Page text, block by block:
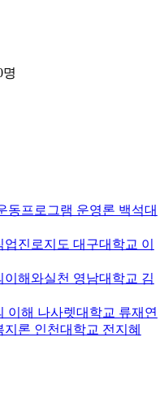
동프로그램 운영론 백석대
업진로지도 대구대학교 이
이해와실천 영남대학교 김
이해 나사렛대학교 류재연
지론 인천대학교 전지혜